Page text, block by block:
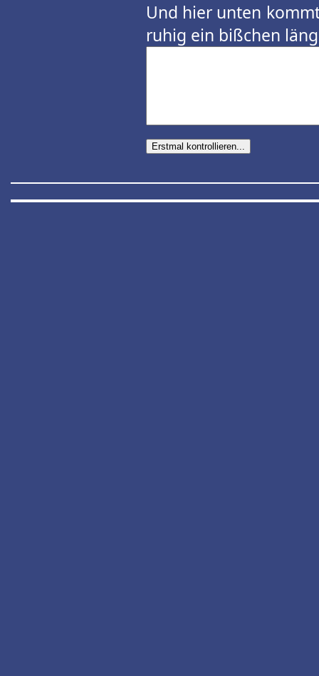
Und hier unten
ruhig ein bißchen